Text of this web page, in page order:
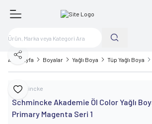
Ana Sayfa Boyalar Yağlı Boya Tüp Yağlı Boya
Favoriye Ekle
Paylaş
Schmincke
Schmincke Akademie Öl Color Yağlı
Primary Magenta Seri 1